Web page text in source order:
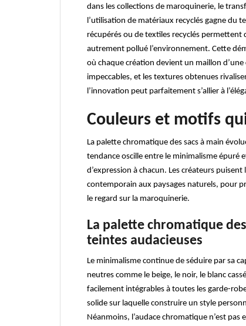
dans les collections de maroquinerie, le
l’utilisation de matériaux recyclés gagne du
récupérés ou de textiles recyclés
autrement pollué l’environnement. Cette
où chaque création devient un maillon
impeccables, et les textures obtenues
l’innovation peut parfaitement s’allier à
Couleurs et motifs
La palette chromatique des sacs à main
tendance oscille entre le minimalisme épuré
d’expression à chacun. Les créateurs
contemporain aux paysages naturels, pour
le regard sur la maroquinerie.
La palette chromatique
teintes audacieuses
Le minimalisme continue de séduire par sa
neutres comme le beige, le noir, le blanc
facilement intégrables à toutes les garde-
solide sur laquelle construire un style
Néanmoins, l’audace chromatique n’est